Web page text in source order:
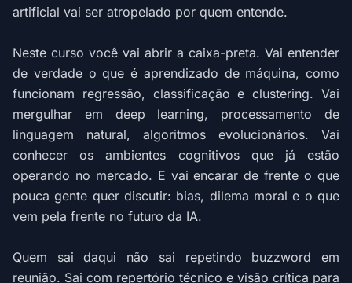
artificial vai ser atropelado por quem entende.
Neste curso você vai abrir a caixa-preta. Vai entender
de verdade o que é aprendizado de máquina, como
funcionam regressão, classificação e clustering. Vai
mergulhar em deep learning, processamento de
linguagem natural, algoritmos evolucionários. Vai
conhecer os ambientes cognitivos que já estão
operando no mercado. E vai encarar de frente o que
pouca gente quer discutir: bias, dilema moral e o que
vem pela frente no futuro da IA.
Quem sai daqui não sai repetindo buzzword em
reunião. Sai com repertório técnico e visão crítica para